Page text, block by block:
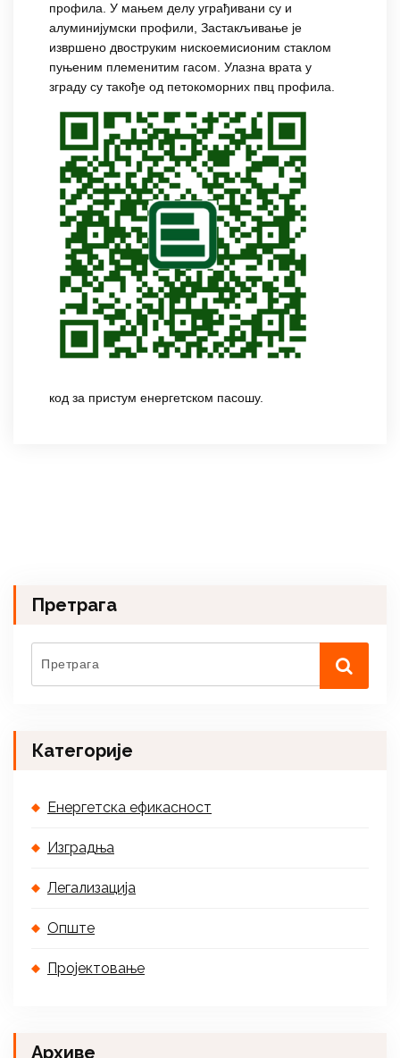
профила. У мањем делу уграђивани су и
алуминијумски профили, Застакљивање је
извршено двоструким нискоемисионим стаклом
пуњеним племенитим гасом. Улазна врата у
зграду су такође од петокоморних пвц профила.
код за пристум енергетском пасошу.
Претрага
Категорије
Енергетска ефикасност
Изградња
Легализација
Опште
Пројектовање
Архиве